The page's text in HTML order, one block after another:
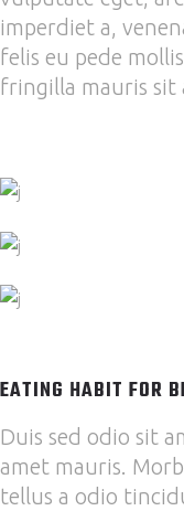
imperdiet a,
felis eu pede
fringilla mauris sit
EATING HABIT FOR
Duis sed odio sit
amet mauris.
tellus a odio